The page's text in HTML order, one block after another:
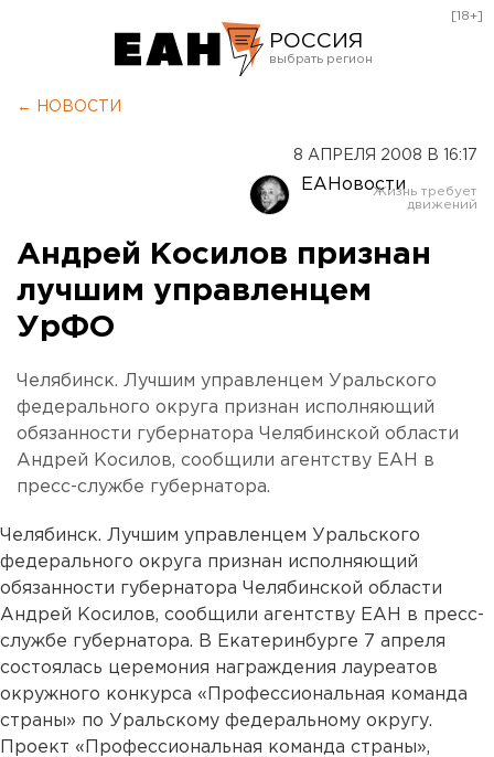
РОССИЯ
Оренбург
[18+]
← НОВОСТИ
8 АПРЕЛЯ 2008 В 16:17
ЕАНовости
Андрей Косилов признан
лучшим управленцем
УрФО
Челябинск. Лучшим управленцем Уральского
федерального округа признан исполняющий
обязанности губернатора Челябинской области
Андрей Косилов, сообщили агентству ЕАН в
пресс-службе губернатора.
Челябинск. Лучшим управленцем Уральского
федерального округа признан исполняющий
обязанности губернатора Челябинской области
Андрей Косилов, сообщили агентству ЕАН в пресс-
службе губернатора. В Екатеринбурге 7 апреля
состоялась церемония награждения лауреатов
окружного конкурса «Профессиональная команда
страны» по Уральскому федеральному округу.
Проект «Профессиональная команда страны»,